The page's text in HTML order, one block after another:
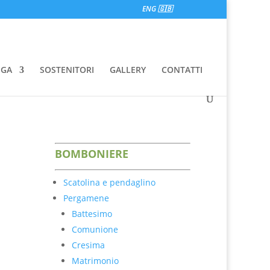
ENG 🇬🇧
SOSTENITORI GALLERY CONTATTI
BOMBONIERE
Scatolina e pendaglino
Pergamene
Battesimo
Comunione
Cresima
Matrimonio